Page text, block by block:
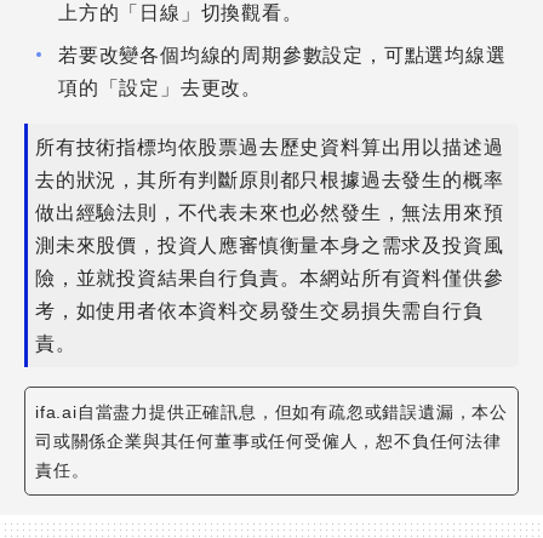
上方的「日線」切換觀看。
若要改變各個均線的周期參數設定，可點選均線選
項的「設定」去更改。
所有技術指標均依股票過去歷史資料算出用以描述過
去的狀況，其所有判斷原則都只根據過去發生的概率
做出經驗法則，不代表未來也必然發生，無法用來預
測未來股價，投資人應審慎衡量本身之需求及投資風
險，並就投資結果自行負責。本網站所有資料僅供參
考，如使用者依本資料交易發生交易損失需自行負
責。
ifa.ai自當盡力提供正確訊息，但如有疏忽或錯誤遺漏，本公
司或關係企業與其任何董事或任何受僱人，恕不負任何法律
責任。